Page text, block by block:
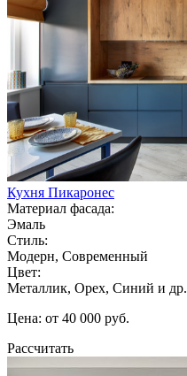
Кухня Пикаронес
Материал фасада:
Эмаль
Стиль:
Модерн, Современный
Цвет:
Металлик, Орех, Синий и др.
Цена: от 40 000 руб.
Рассчитать